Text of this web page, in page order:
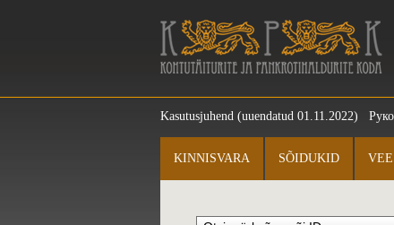
Kasutusjuhend(uuendatud 01.11.2022)
KINNISVARA SÕIDUKID